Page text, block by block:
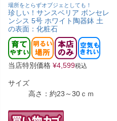
場所をとらずオブジェとしても！
珍しい！サンスベリア ボンセレ
ンシス 5号 ホワイト陶器鉢 土
の表面：化粧石
当店特別価格 ¥4,599税込
サイズ
高さ：約23～30ｃｍ